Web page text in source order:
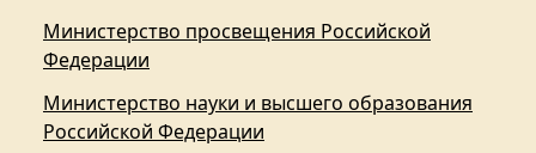
Министерство просвещения Российской
Федерации
Министерство науки и высшего образования
Российской Федерации